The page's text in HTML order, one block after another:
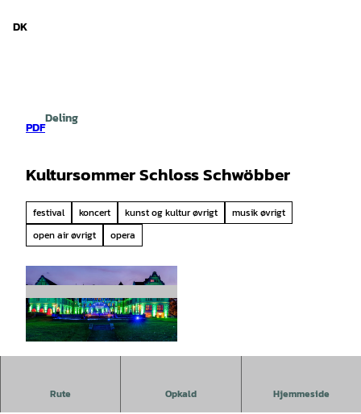
DK
PDF
Deling
Kultursommer Schloss Schwöbber
festival koncert kunst og kultur øvrigt
musik øvrigt
open air øvrigt
opera
Schlosshotel Münchhausen |CC-BY-SA
Rute Opkald Hjemmeside
Open-Air-Festival mit Swing, Klassik, Jazz im illuminierten